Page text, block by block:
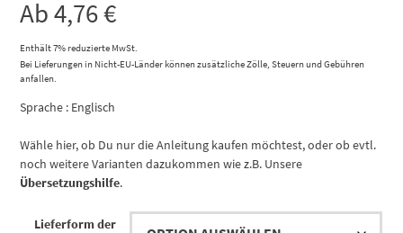
Ab 4,76€
Enthält 7% reduzierte MwSt.
Bei Lieferungen in Nicht-EU-Länder können zusätzliche Zölle, Steuern und Gebühren
anfallen.
Sprache : Englisch
Wähle hier, ob Du nur die Anleitung kaufen möchtest, oder ob evtl.
noch weitere Varianten dazukommen wie z.B. Unsere
Übersetzungshilfe.
Lieferform der